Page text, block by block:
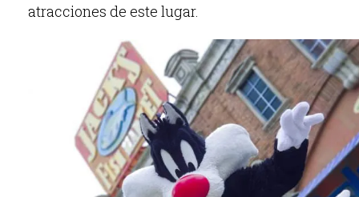
atracciones de este lugar.